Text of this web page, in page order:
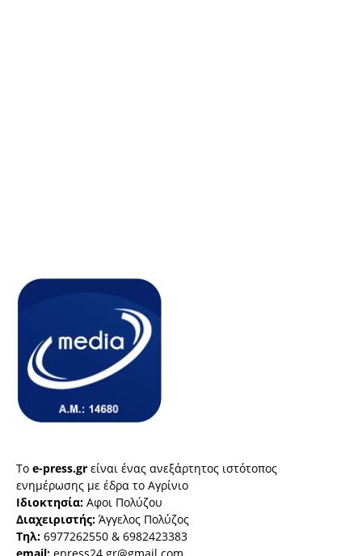
Το e-press.gr είναι ένας ανεξάρτητος ιστότοπος
ενημέρωσης με έδρα το Αγρίνιο
Ιδιοκτησία: Αφοι Πολύζου
Διαχειριστής: Άγγελος Πολύζος
Τηλ: 6977262550 & 6982423383